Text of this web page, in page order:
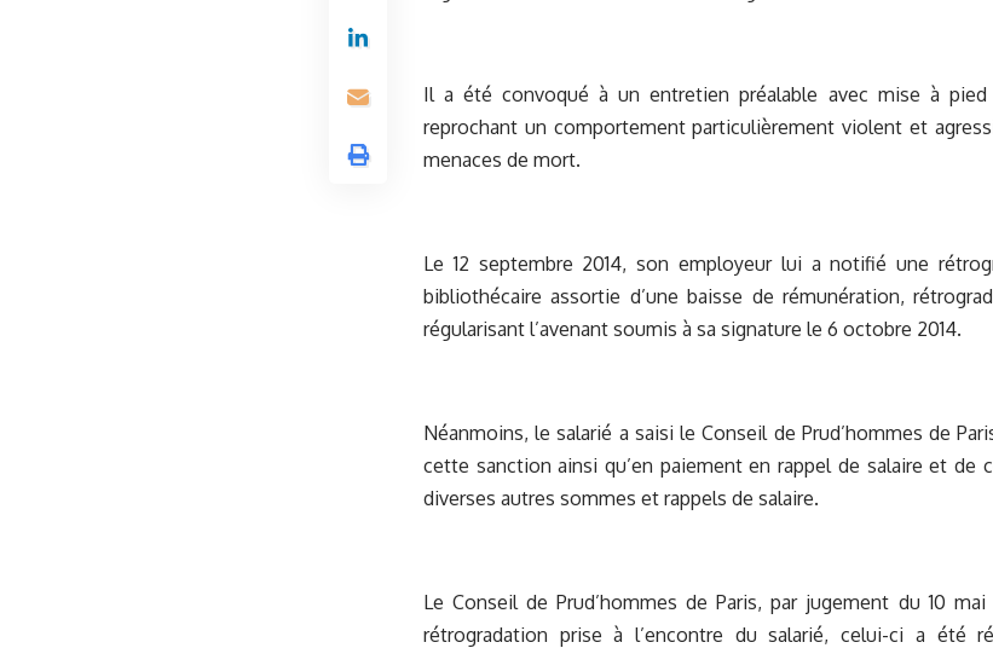
Il a été convoqué à un entretien préalable avec mise à
reprochant un comportement particulièrement violent et
menaces de mort.
Le 12 septembre 2014, son employeur lui a notifié une
bibliothécaire assortie d’une baisse de rémunération,
régularisant l’avenant soumis à sa signature le 6 octobre 2014.
Néanmoins, le salarié a saisi le Conseil de Prud’hommes de
cette sanction ainsi qu’en paiement en rappel de salaire et de
diverses autres sommes et rappels de salaire.
Le Conseil de Prud’hommes de Paris, par jugement du 10
rétrogradation prise à l’encontre du salarié, celui-ci a été